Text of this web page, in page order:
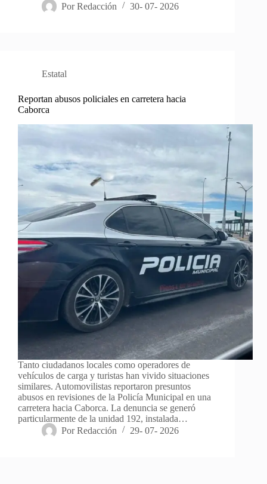
Por Redacción 30- 07- 2026
Estatal
Reportan abusos policiales en carretera hacia
Caborca
Tanto ciudadanos locales como operadores de
vehículos de carga y turistas han vivido situaciones
similares. Automovilistas reportaron presuntos
abusos en revisiones de la Policía Municipal en una
carretera hacia Caborca. La denuncia se generó
particularmente de la unidad 192, instalada…
Por Redacción 29- 07- 2026